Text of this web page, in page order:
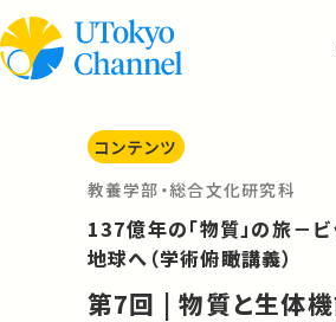
コンテンツ
教養学部・総合文化研究科
137億年の「物質」の旅－
地球へ（学術俯瞰講義）
第7回 | 物質と生体